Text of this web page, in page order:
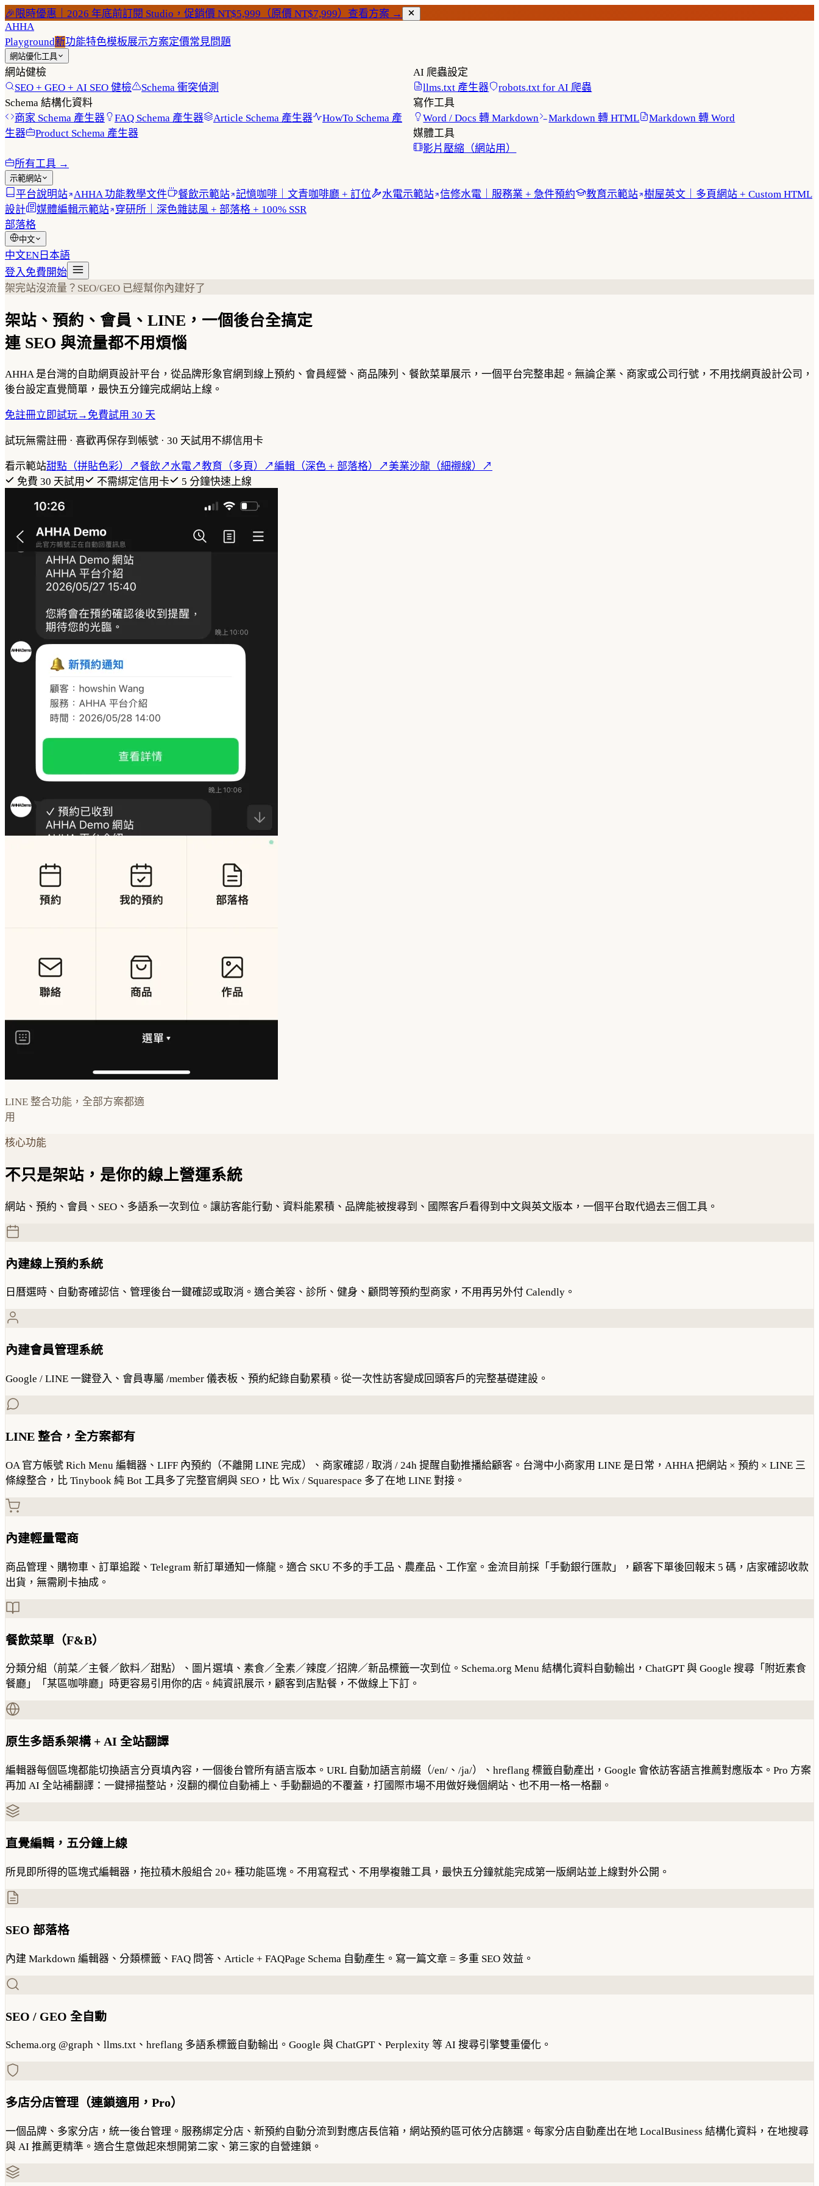
🎉 限時優惠｜2026 年底前訂閱 Studio，促銷價 NT$5,999（原價 NT$7,999） 查看方案 →
AHHA
Playground新功能特色模板展示方案定價常見問題
網站優化工具
網站健檢
SEO + GEO + AI SEO 健檢
Schema 衝突偵測
Schema 結構化資料
商家 Schema 產生器
FAQ Schema 產生器 Article Schema 產生器
HowTo Schema 產
生器
Product Schema 產生器
AI 爬蟲設定
llms.txt 產生器
robots.txt for AI 爬蟲
寫作工具
Word / Docs 轉 Markdown
Markdown 轉 HTML
Markdown 轉 Word
媒體工具
影片壓縮（網站用）
所有工具 →
示範網站
平台說明站 AHHA 功能教學文件 餐飲示範站 記憶咖啡｜文青咖啡廳 + 訂位 水電示範站 信修水電｜服務業 + 急件預約 教育示範站 樹屋英文｜多頁網站 + Custom HTML
設計
媒體編輯示範站 穿研所｜深色雜誌風 + 部落格 + 100% SSR
部落格
中文
中文EN 日本語
登入免費開始
架完站沒流量？SEO/GEO 已經幫你內建好了
架站、預約、會員、LINE，一個後台全搞定
連 SEO 與流量都不用煩惱
AHHA 是台灣的自助網頁設計平台，從品牌形象官網到線上預約、會員經營、商品陳列、餐飲菜單展示，一個平台完整串起。無論企業、商家或公司行號，不用找網頁設計公司，
後台設定直覺簡單，最快五分鐘完成網站上線。
免註冊立即試玩→ 免費試用 30 天
試玩無需註冊 · 喜歡再保存到帳號 · 30 天試用不綁信用卡
看示範站甜點（拼貼色彩） ↗ 餐飲↗水電↗教育（多頁） ↗編輯（深色 + 部落格） ↗ 美業沙龍（細襯線）
↗
免費 30 天試用
不需綁定信用卡 5 分鐘快速上線
LINE 整合功能，全部方案都適
用
核心功能
不只是架站，是你的線上營運系統
網站、預約、會員、SEO、多語系一次到位。讓訪客能行動、資料能累積、品牌能被搜尋到、國際客戶看得到中文與英文版本，一個平台取代過去三個工具。
內建線上預約系統
日曆選時、自動寄確認信、管理後台一鍵確認或取消。適合美容、診所、健身、顧問等預約型商家，不用再另外付 Calendly。
內建會員管理系統
Google / LINE 一鍵登入、會員專屬 /member 儀表板、預約紀錄自動累積。從一次性訪客變成回頭客戶的完整基礎建設。
LINE 整合，全方案都有
OA 官方帳號 Rich Menu 編輯器、LIFF 內預約（不離開 LINE 完成）、商家確認 / 取消 / 24h 提醒自動推播給顧客。台灣中小商家用 LINE 是日常，AHHA 把網站 × 預約 × LINE 三
條線整合，比 Tinybook 純 Bot 工具多了完整官網與 SEO，比 Wix / Squarespace 多了在地 LINE 對接。
內建輕量電商
商品管理、購物車、訂單追蹤、Telegram 新訂單通知一條龍。適合 SKU 不多的手工品、農產品、工作室。金流目前採「手動銀行匯款」，顧客下單後回報末 5 碼，店家確認收款
出貨，無需刷卡抽成。
餐飲菜單（F&B）
分類分組（前菜／主餐／飲料／甜點）、圖片選填、素食／全素／辣度／招牌／新品標籤一次到位。Schema.org Menu 結構化資料自動輸出，ChatGPT 與 Google 搜尋「附近素食
餐廳」「某區咖啡廳」時更容易引用你的店。純資訊展示，顧客到店點餐，不做線上下訂。
原生多語系架構 + AI 全站翻譯
編輯器每個區塊都能切換語言分頁填內容，一個後台管所有語言版本。URL 自動加語言前綴（/en/、/ja/）、hreflang 標籤自動產出，Google 會依訪客語言推薦對應版本。Pro 方案
再加 AI 全站補翻譯：一鍵掃描整站，沒翻的欄位自動補上、手動翻過的不覆蓋，打國際市場不用做好幾個網站、也不用一格一格翻。
直覺編輯，五分鐘上線
所見即所得的區塊式編輯器，拖拉積木般組合 20+ 種功能區塊。不用寫程式、不用學複雜工具，最快五分鐘就能完成第一版網站並上線對外公開。
SEO 部落格
內建 Markdown 編輯器、分類標籤、FAQ 問答、Article + FAQPage Schema 自動產生。寫一篇文章 = 多重 SEO 效益。
SEO / GEO 全自動
Schema.org @graph、llms.txt、hreflang 多語系標籤自動輸出。Google 與 ChatGPT、Perplexity 等 AI 搜尋引擎雙重優化。
多店分店管理（連鎖適用，Pro）
一個品牌、多家分店，統一後台管理。服務綁定分店、新預約自動分流到對應店長信箱，網站預約區可依分店篩選。每家分店自動產出在地 LocalBusiness 結構化資料，在地搜尋
與 AI 推薦更精準。適合生意做起來想開第二家、第三家的自營連鎖。